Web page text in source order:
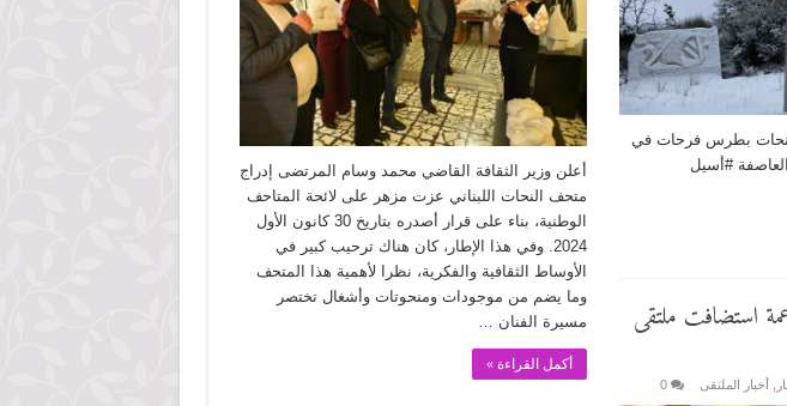
متحف النحات بطرس فرحات في
#أسيل
أعلن وزير الثقافة القاضي محمد وسام المرتضى إدراج
متحف النحات اللبناني عزت مزهر على لائحة المتاحف
الوطنية، بناء على قرار أصدره بتاريخ 30 كانون الأول
2024. وفي هذا الإطار، كان هناك ترحيب كبير في
الأوساط الثقافية والفكرية، نظرا لأهمية هذا المتحف
وما يضم من موجودات ومنحوتات وأشغال تختصر
مسيرة الفنان …
أكمل القراءة »
استضافت ملتقى
أخبار الملتقى 0